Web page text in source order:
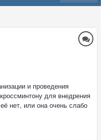
и проведения
для внедрения
нет, или она очень слабо